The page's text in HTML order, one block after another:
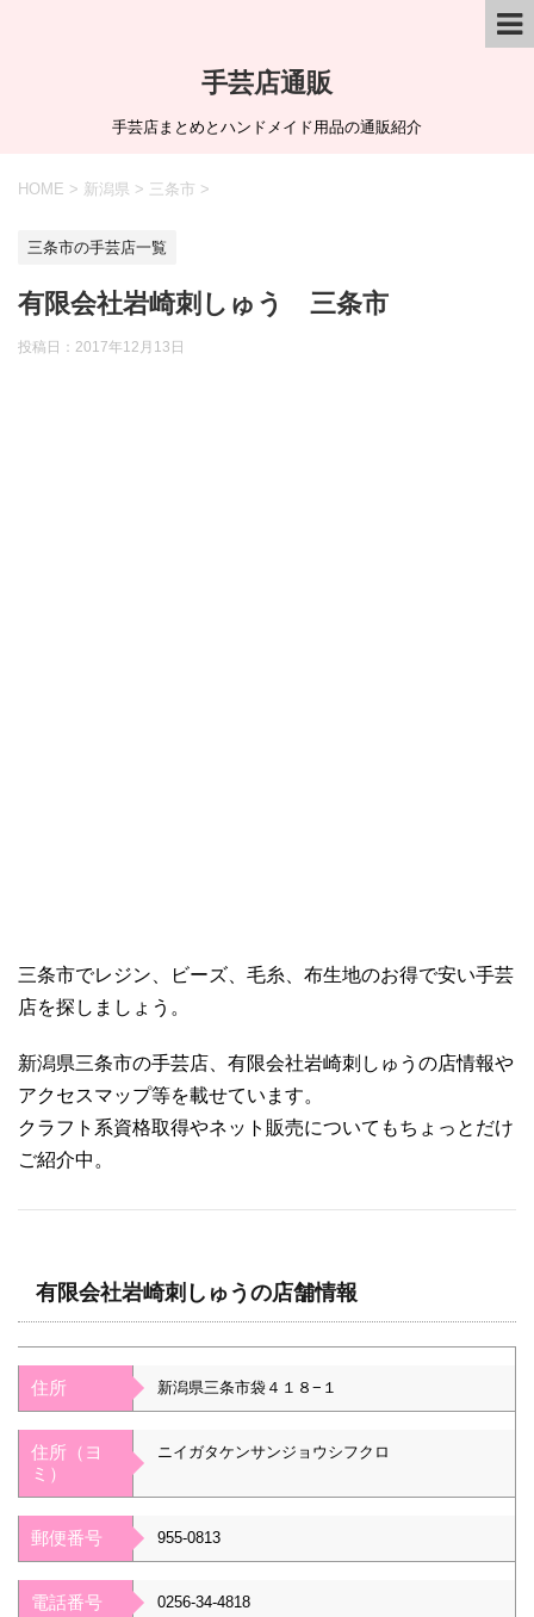
手芸店通販
手芸店まとめとハンドメイド用品の通販紹介
HOME > 新潟県 > 三条市 >
三条市の手芸店一覧
有限会社岩崎刺しゅう 三条市
投稿日： 2017年12月13日
三条市でレジン、ビーズ、毛糸、布生地のお得で安い手芸
店を探しましょう。
新潟県三条市の手芸店、有限会社岩崎刺しゅうの店情報や
アクセスマップ等を載せています。
クラフト系資格取得やネット販売についてもちょっとだけ
ご紹介中。
有限会社岩崎刺しゅうの店舗情報
住所 新潟県三条市袋４１８−１
住所（ヨ
ミ）
ニイガタケンサンジョウシフクロ
郵便番号 955-0813
電話番号 0256-34-4818